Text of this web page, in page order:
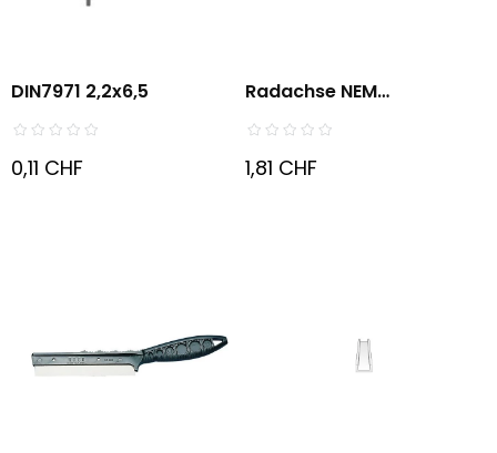
DIN7971 2,2x6,5
0,11 CHF
Radachse NEM
Scheibenrad...
1,81 CHF